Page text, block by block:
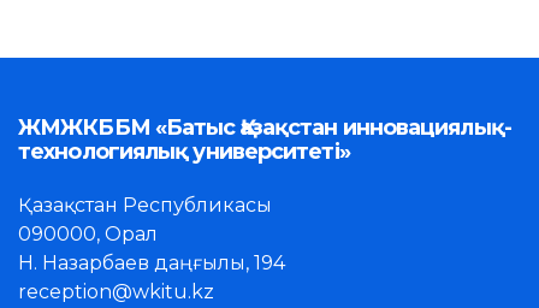
ЖМЖКББМ «Батыс Қазақстан инновациялық-
технологиялық университеті»
Қазақстан Республикасы
090000, Орал
Н. Назарбаев даңғылы, 194
reception@wkitu.kz